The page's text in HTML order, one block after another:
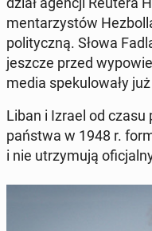
men­ta­rzy­stów
po­li­tycz­ną. Słowa
jeszcze przed
media spe­ku­lo­wa­ły
Liban i Izrael od
państwa w 1948 r.
i nie utrzy­mu­ją